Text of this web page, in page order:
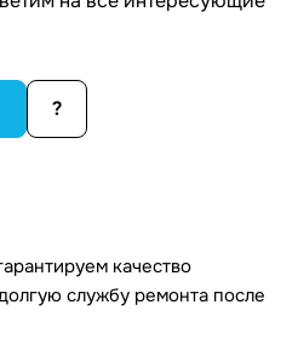
?
качество
службу ремонта после